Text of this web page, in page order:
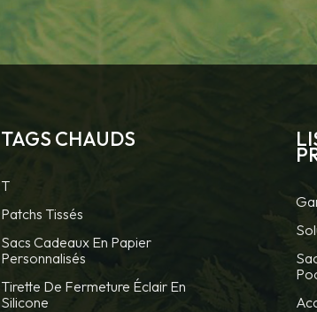
TAGS CHAUDS
T
Patchs Tissés
Sacs Cadeaux En Papier
Personnalisés
Tirette De Fermeture Éclair En
Silicone